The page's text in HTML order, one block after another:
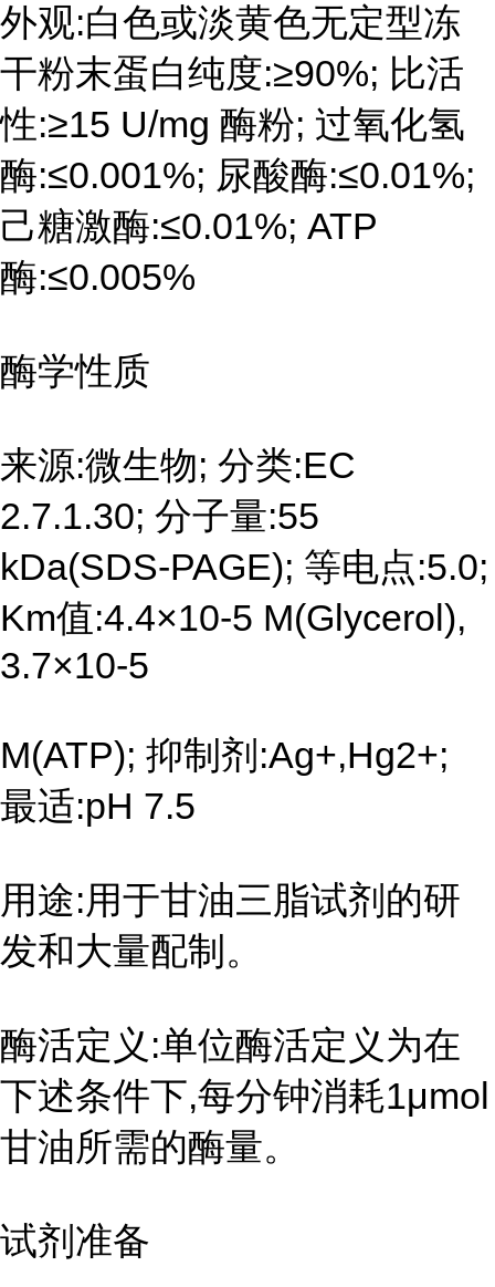
外观:白色或淡黄色无定型冻
干粉末蛋白纯度:≥90%; 比活
性:≥15 U/mg 酶粉; 过氧化氢
酶:≤0.001%; 尿酸酶:≤0.01%;
己糖激酶:≤0.01%; ATP
酶:≤0.005%
酶学性质
来源:微生物; 分类:EC
2.7.1.30; 分子量:55
kDa(SDS-PAGE); 等电点:5.0;
Km值:4.4×10-5 M(Glycerol),
3.7×10-5
M(ATP); 抑制剂:Ag+,Hg2+;
最适:pH 7.5
用途:用于甘油三脂试剂的研
发和大量配制。
酶活定义:单位酶活定义为在
下述条件下,每分钟消耗1μmol
甘油所需的酶量。
试剂准备